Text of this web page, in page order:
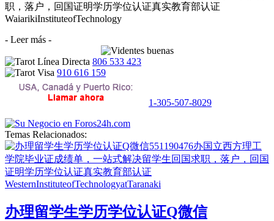
职，落户，回国证明学历学位认证真实教育部认证
WaiarikiInstituteofTechnology
- Leer más -
806 533 423
910 616 159
1-305-507-8029
Temas Relacionados:
办理留学生学历学位认证Q微信